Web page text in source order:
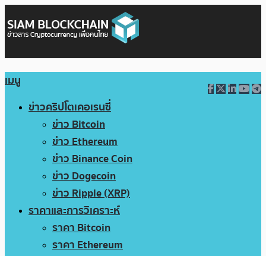
เมนู
ข่าวคริปโตเคอเรนซี่
ข่าว Bitcoin
ข่าว Ethereum
ข่าว Binance Coin
ข่าว Dogecoin
ข่าว Ripple (XRP)
ราคาและการวิเคราะห์
ราคา Bitcoin
ราคา Ethereum